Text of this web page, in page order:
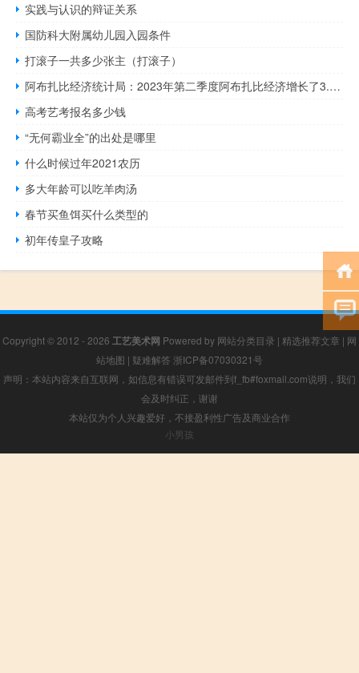
实践与认识的辩证关系
国防科大附属幼儿园入园条件
打滚子一共多少张主（打滚子）
阿布扎比经济统计局：2023年第二季度阿布扎比经济增长了3.5%
高考艺考报名多少钱
“无何霸业全”的出处是哪里
什么时候过年2021农历
多大年龄可以吃羊肉汤
春节买鱼饵买什么类型的
初年传皇子攻略
Copyright © 2012 - 2026 工艺美术网 Powered by 网站分类目录 | 精选推荐文章 | 网
站地图 | 疑难解答 浙ICP备07030321号
声明：本站内容来自互联网，如信息有错误可发邮件到f_fb#foxmail.com说明，我们
会及时纠正，谢谢
本站仅为个人兴趣爱好，不接盈利性广告及商业合作
小男孩